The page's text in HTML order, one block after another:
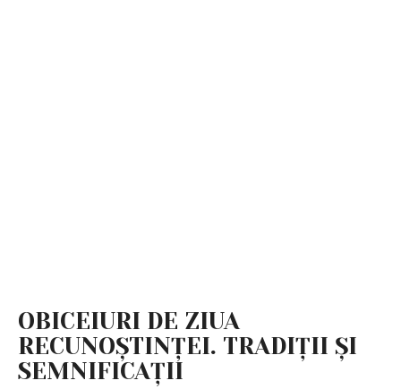
OBICEIURI DE ZIUA
RECUNOȘTINȚEI. TRADIȚII ȘI
SEMNIFICAȚII